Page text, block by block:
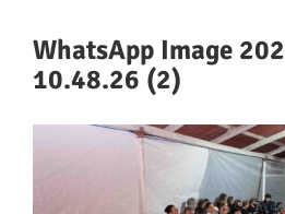
WhatsApp Image
10.48.26 (2)